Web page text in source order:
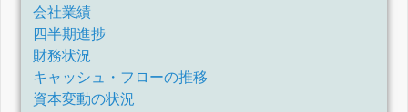
会社業績
四半期進捗
財務状況
キャッシュ・フローの推移
資本変動の状況